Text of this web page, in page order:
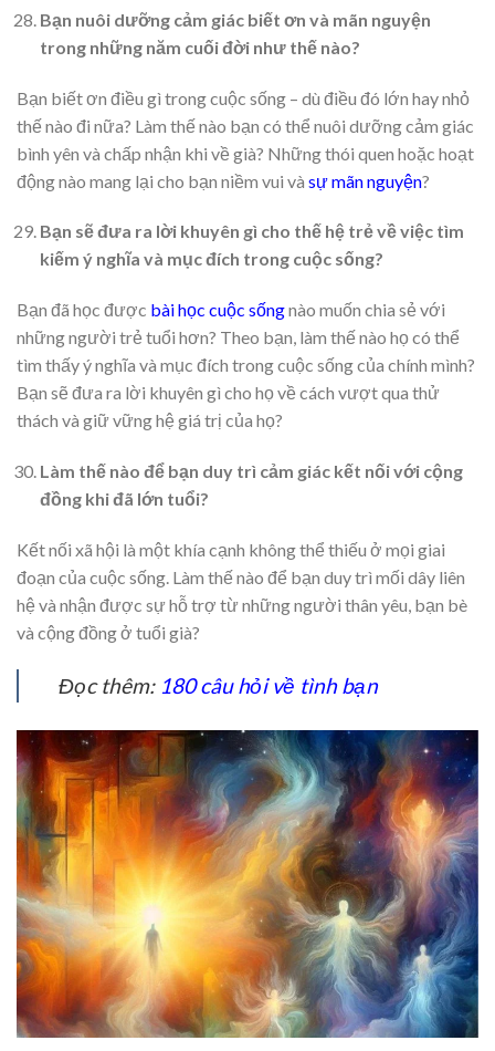
Bạn nuôi dưỡng cảm giác biết ơn và mãn nguyện
trong những năm cuối đời như thế nào?
Bạn biết ơn điều gì trong cuộc sống – dù điều đó lớn hay nhỏ
thế nào đi nữa? Làm thế nào bạn có thể nuôi dưỡng cảm giác
bình yên và chấp nhận khi về già? Những thói quen hoặc hoạt
động nào mang lại cho bạn niềm vui và sự mãn nguyện?
Bạn sẽ đưa ra lời khuyên gì cho thế hệ trẻ về việc tìm
kiếm ý nghĩa và mục đích trong cuộc sống?
Bạn đã học được bài học cuộc sốngnào muốn chia sẻ với
những người trẻ tuổi hơn? Theo bạn, làm thế nào họ có thể
tìm thấy ý nghĩa và mục đích trong cuộc sống của chính mình?
Bạn sẽ đưa ra lời khuyên gì cho họ về cách vượt qua thử
thách và giữ vững hệ giá trị của họ?
Làm thế nào để bạn duy trì cảm giác kết nối với cộng
đồng khi đã lớn tuổi?
Kết nối xã hội là một khía cạnh không thể thiếu ở mọi giai
đoạn của cuộc sống. Làm thế nào để bạn duy trì mối dây liên
hệ và nhận được sự hỗ trợ từ những người thân yêu, bạn bè
và cộng đồng ở tuổi già?
Đọc thêm: 180 câu hỏi về tình bạn